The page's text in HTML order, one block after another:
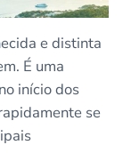
e distinta
É uma
início dos
se